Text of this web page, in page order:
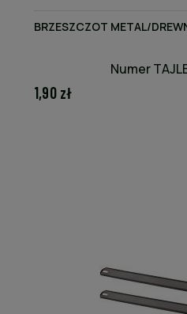
BRZESZCZOT METAL/
Numer
1,90 zł